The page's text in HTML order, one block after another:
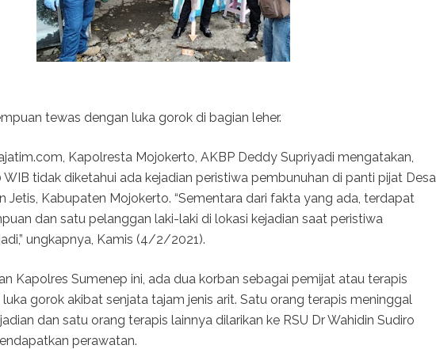
tewas dengan luka gorok di bagian leher.
Kapolresta Mojokerto, AKBP Deddy Supriyadi mengatakan,
WIB tidak diketahui ada kejadian peristiwa pembunuhan di panti pijat Desa
Jetis, Kabupaten Mojokerto. “Sementara dari fakta yang ada, terdapat
dan satu pelanggan laki-laki di lokasi kejadian saat peristiwa
ungkapnya, Kamis (4/2/2021).
Kapolres Sumenep ini, ada dua korban sebagai pemijat atau terapis
gorok akibat senjata tajam jenis arit. Satu orang terapis meninggal
dan satu orang terapis lainnya dilarikan ke RSU Dr Wahidin Sudiro
perawatan.